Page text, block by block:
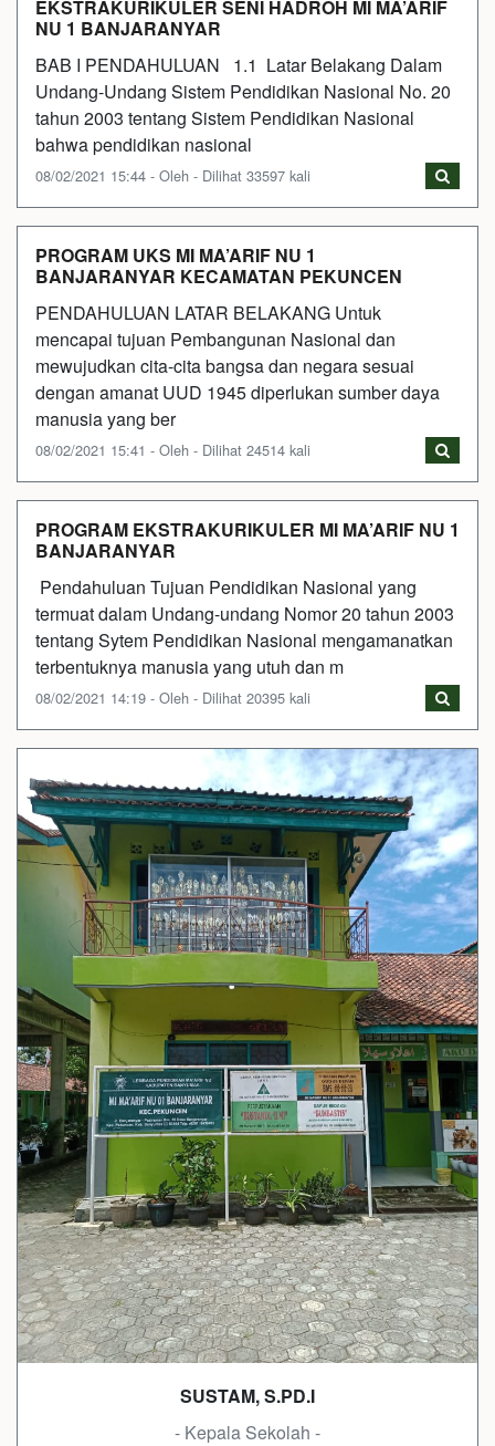
EKSTRAKURIKULER SENI HADROH MI MA’ARIF
NU 1 BANJARANYAR
BAB I PENDAHULUAN 1.1 Latar Belakang Dalam
Undang-Undang Sistem Pendidikan Nasional No. 20
tahun 2003 tentang Sistem Pendidikan Nasional
bahwa pendidikan nasional
08/02/2021 15:44 - Oleh - Dilihat 33597 kali
PROGRAM UKS MI MA’ARIF NU 1
BANJARANYAR KECAMATAN PEKUNCEN
PENDAHULUAN LATAR BELAKANG Untuk
mencapai tujuan Pembangunan Nasional dan
mewujudkan cita-cita bangsa dan negara sesuai
dengan amanat UUD 1945 diperlukan sumber daya
manusia yang ber
08/02/2021 15:41 - Oleh - Dilihat 24514 kali
PROGRAM EKSTRAKURIKULER MI MA’ARIF NU 1
BANJARANYAR
Pendahuluan Tujuan Pendidikan Nasional yang
termuat dalam Undang-undang Nomor 20 tahun 2003
tentang Sytem Pendidikan Nasional mengamanatkan
terbentuknya manusia yang utuh dan m
08/02/2021 14:19 - Oleh - Dilihat 20395 kali
SUSTAM, S.PD.I
- Kepala Sekolah -